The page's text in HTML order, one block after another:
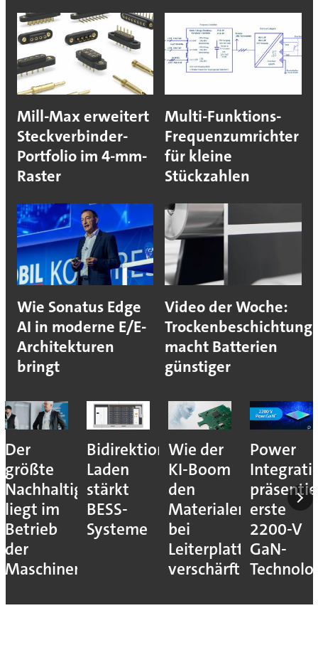
Mill-Max erweitert
Steckverbinder-
Portfolio im 4-mm-
Raster
Multi-Funktions-
Frequenzumrichter
für kleine
Stückzahlen
Wie Sonatus Edge
AI in moderne E/E-
Architekturen
bringt
Video der Woche:
Trockenbeschichtung
macht Batterien
günstiger
Der
größte
Nachhaltigkeitshebel
liegt im
Betrieb
der
Maschinen
Bidirektionales
Laden
stärkt
BESS-
Systeme
Wie der
KI-Boom
den
Materialengpass
bei
Leiterplatten
verschärft
Power
erste
2200-V
GaN-